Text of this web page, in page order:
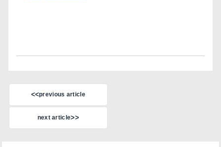
previous article
next article